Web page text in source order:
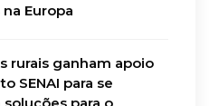
Europa
rurais ganham apoio
SENAI para se
para o